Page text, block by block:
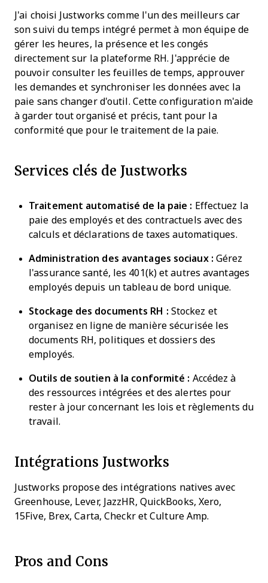
J'ai choisi Justworks comme l'un des meilleurs car
son suivi du temps intégré permet à mon équipe de
gérer les heures, la présence et les congés
directement sur la plateforme RH. J'apprécie de
pouvoir consulter les feuilles de temps, approuver
les demandes et synchroniser les données avec la
paie sans changer d'outil. Cette configuration m'aide
à garder tout organisé et précis, tant pour la
conformité que pour le traitement de la paie.
Services clés de Justworks
Traitement automatisé de la paie : Effectuez la
paie des employés et des contractuels avec des
calculs et déclarations de taxes automatiques.
Administration des avantages sociaux : Gérez
l'assurance santé, les 401(k) et autres avantages
employés depuis un tableau de bord unique.
Stockage des documents RH : Stockez et
organisez en ligne de manière sécurisée les
documents RH, politiques et dossiers des
employés.
Outils de soutien à la conformité : Accédez à
des ressources intégrées et des alertes pour
rester à jour concernant les lois et règlements du
travail.
Intégrations Justworks
Justworks propose des intégrations natives avec
Greenhouse, Lever, JazzHR, QuickBooks, Xero,
15Five, Brex, Carta, Checkr et Culture Amp.
Pros and Cons